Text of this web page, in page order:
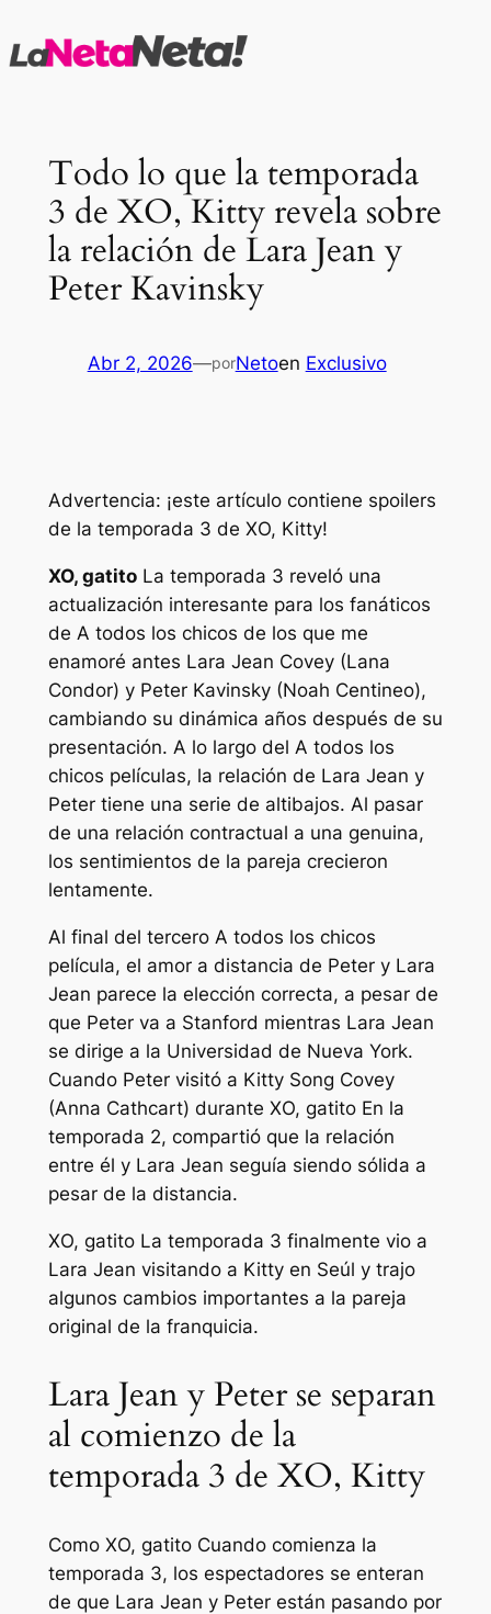
al
Todo lo que la temporada
3 de XO, Kitty revela sobre
la relación de Lara Jean y
Peter Kavinsky
Abr 2, 2026—porNetoen Exclusivo
Advertencia: ¡este artículo contiene spoilers
de la temporada 3 de XO, Kitty!
XO, gatitoLa temporada 3 reveló una
actualización interesante para los fanáticos
de A todos los chicos de los que me
enamoré antes Lara Jean Covey (Lana
Condor) y Peter Kavinsky (Noah Centineo),
cambiando su dinámica años después de su
presentación. A lo largo del A todos los
chicos películas, la relación de Lara Jean y
Peter tiene una serie de altibajos. Al pasar
de una relación contractual a una genuina,
los sentimientos de la pareja crecieron
lentamente.
Al final del tercero A todos los chicos
película, el amor a distancia de Peter y Lara
Jean parece la elección correcta, a pesar de
que Peter va a Stanford mientras Lara Jean
se dirige a la Universidad de Nueva York.
Cuando Peter visitó a Kitty Song Covey
(Anna Cathcart) durante XO, gatitoEn la
temporada 2, compartió que la relación
entre él y Lara Jean seguía siendo sólida a
pesar de la distancia.
XO, gatitoLa temporada 3 finalmente vio a
Lara Jean visitando a Kitty en Seúl y trajo
algunos cambios importantes a la pareja
original de la franquicia.
Lara Jean y Peter se separan
al comienzo de la
temporada 3 de XO, Kitty
Como XO, gatitoCuando comienza la
temporada 3, los espectadores se enteran
de que Lara Jean y Peter están pasando por